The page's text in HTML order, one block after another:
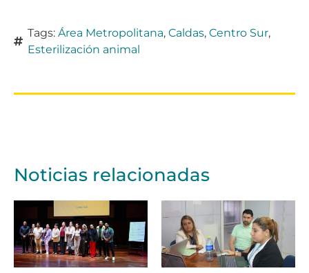
Tags: Área Metropolitana, Caldas, Centro Sur,
Esterilización animal
Noticias relacionadas